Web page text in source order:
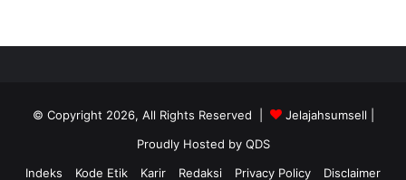
© Copyright 2026, All Rights Reserved | Jelajahsumsell
Proudly Hosted by QDS
Indeks
Kode Etik Karir Redaksi Privacy Policy Disclaimer